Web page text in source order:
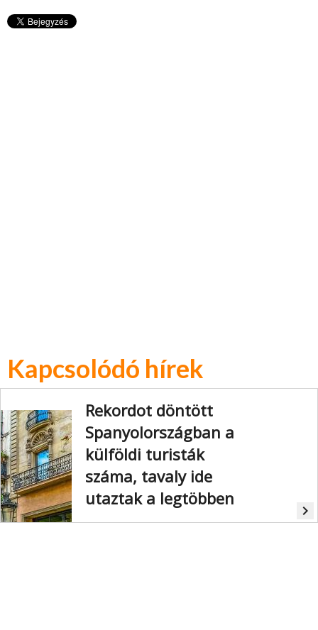
Kapcsolódó hírek
Rekordot döntött
Spanyolországban a
külföldi turisták
száma, tavaly ide
utaztak a legtöbben
96,7 millió külföldi turista utazott az
navigate_next